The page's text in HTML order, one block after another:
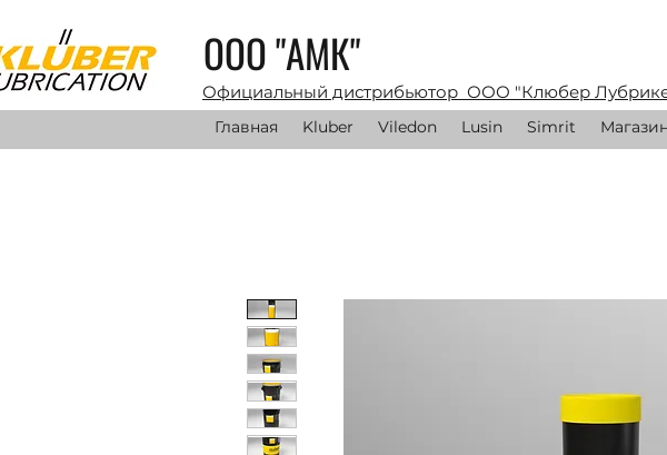
ООО "АМК"
Главная Kluber Viledon Lusin Simrit Магазин
Официальный дистрибьютор ООО "Клюбер